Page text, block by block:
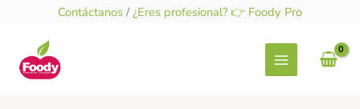
contenido
Contáctanos / ¿Eres profesional? 👉 Foody Pro